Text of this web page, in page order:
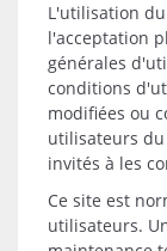
L'utilisation
l'acceptation
générales
conditions
modifiées ou
utilisateurs
invités à les
Ce site est
utilisateurs.